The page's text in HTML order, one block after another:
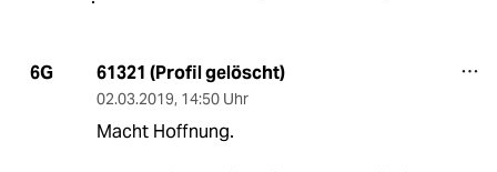
6G 61321 (Profil gelöscht)
02.03.2019, 14:50 Uhr
Macht Hoffnung.